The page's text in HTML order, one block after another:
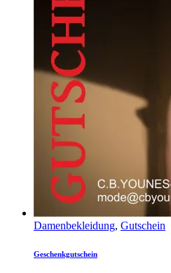
Damenbekleidung, Gutschein
Geschenkgutschein